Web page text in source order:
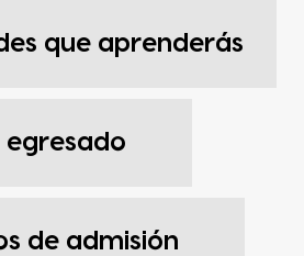
que aprenderás
egresado
de admisión